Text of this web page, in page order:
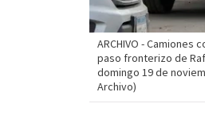
ARCHIVO - Camiones
paso fronterizo de
domingo 19 de
Archivo)